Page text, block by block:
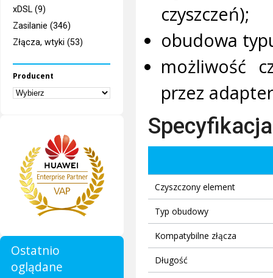
xDSL (9)
Zasilanie (346)
Złącza, wtyki (53)
Producent
Ostatnio
oglądane
czyszczeń);
obudowa
możliwość
przez
Specyfikacja
Czyszczony element
Typ obudowy
Kompatybilne złącza
Długość